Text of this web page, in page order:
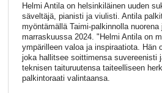
Helmi Antila on helsinkiläinen uuden
säveltäjä, pianisti ja viulisti. Antila
myöntämällä Taimi-palkinnolla
marraskuussa 2024. "Helmi Antila on
ympärilleen valoa ja inspiraatiota. Hän
joka hallitsee soittimensa suvereenisti
teknisen taituruutensa taiteelliseen
palkintoraati valintaansa.